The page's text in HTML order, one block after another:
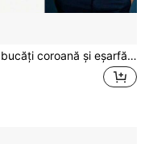
Set de 1/2 bucăți coroană și eșarfă de rege pentru zi de naștere, din aliaj de zinc, coroană regală aurie pentru bărbați, decor pentru petrecere, cadou de zi de naștere pentru bărbați, coroană de rege pentru concurs de frumusețe